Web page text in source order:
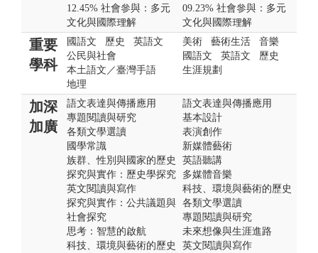
12.45% 社會參與：多元
文化與國際理解
09.23% 社會參與：多元
文化與國際理解
重要
學科
國語文 歷史
英語文
公民與社會
本土語文／臺灣手語
地理
美術 藝術生活
音樂
國語文
英語文
歷史
生涯規劃
加深
加廣
語文表達與傳播應用
專題閱讀與研究
各類文學選讀
國學常識
族群、性別與國家的歷史
探究與實作：歷史學探究
英文閱讀與寫作
探究與實作：公共議題與
社會探究
思考：智慧的啟航
科技、環境與藝術的歷史
語文表達與傳播應用
基本設計
表演創作
新媒體藝術
英語聽講
多媒體音樂
科技、環境與藝術的歷史
各類文學選讀
專題閱讀與研究
未來想像與生涯進路
英文閱讀與寫作